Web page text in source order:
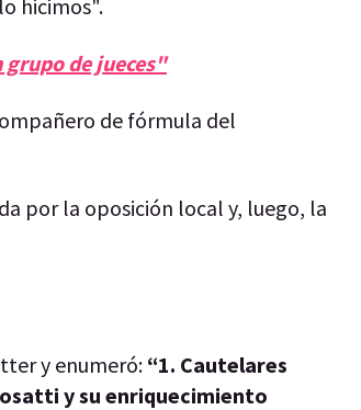
hicimos".
grupo de jueces"
de fórmula del
por la oposición local y, luego, la
y enumeró: “1. Cautelares
y su enriquecimiento